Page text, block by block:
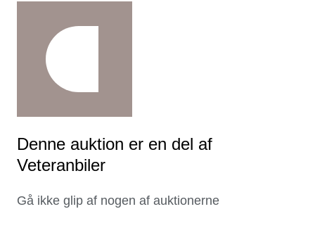
Denne auktion er en del af
Veteranbiler
Gå ikke glip af nogen af auktionerne